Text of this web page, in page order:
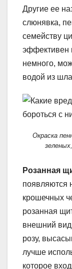
Другие ее
слюнявка,
семейству
эффективен
немного,
водой из
Окраска
Розанная
появляются
крошечных
розанная
внешний вид
розу,
лучше
которое